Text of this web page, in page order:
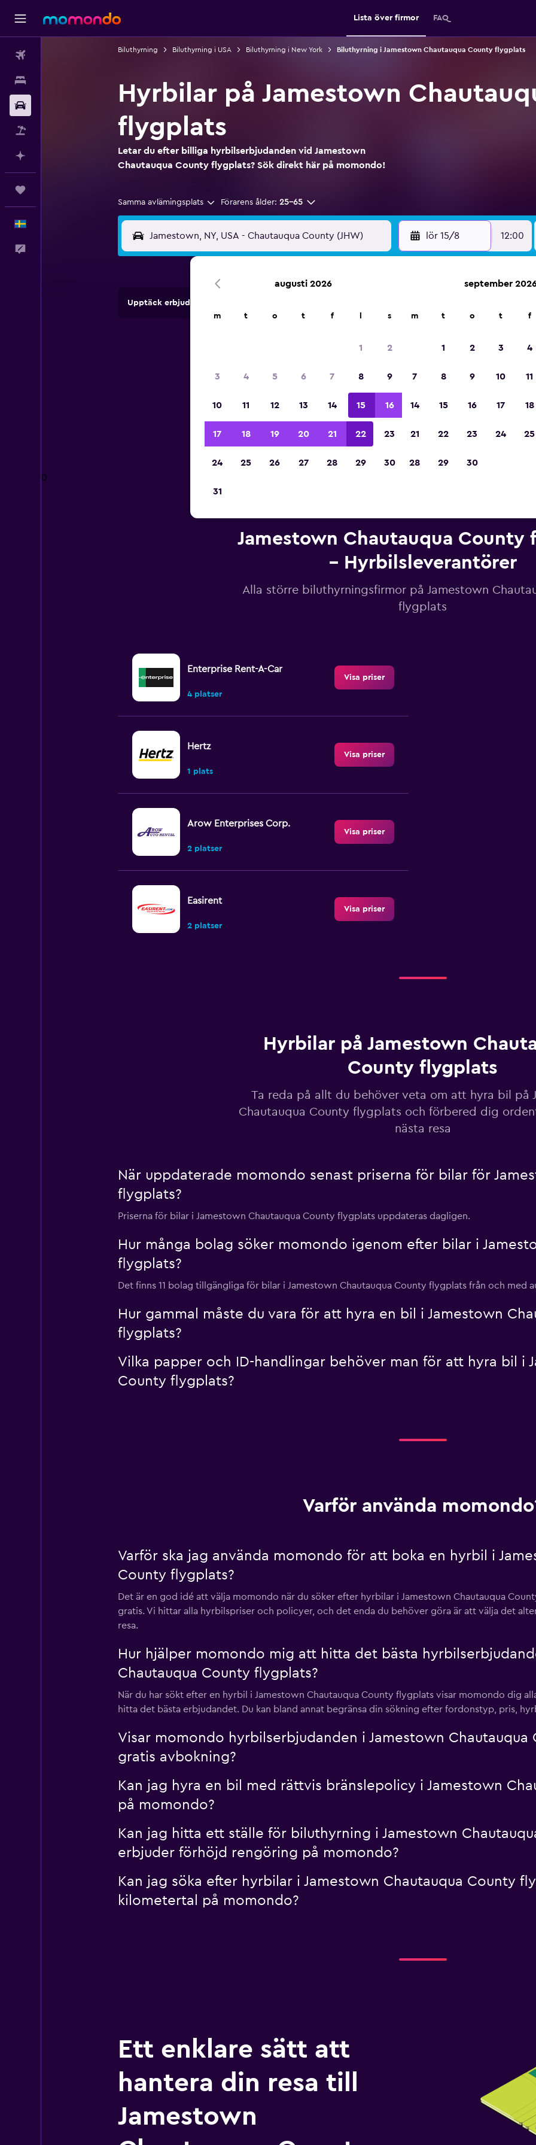
Lista över firmor FAQ
Biluthyrning Biluthyrning i USA Biluthyrning i New York Biluthyrning i Jamestown Chautauqua County flygplats
Hyrbilar på Jamestown
flygplats
Letar du efter billiga hyrbilserbjudanden vid Jamestown
Chautauqua County flygplats? Sök direkt här på momondo!
Samma avlämingsplats Förarens ålder: 25-65
lör 15/8 12:00
Upptäck erbjudanden från uthyrningsföretag på över 70 000 platser med momondo.
2023
0
Jamestown Chautauqua County
– Hyrbilsleverantörer
Alla större biluthyrningsfirmor på Jamestown
flygplats
Enterprise Rent-A-Car
4 platser
Visa priser
Hertz
1 plats
Visa priser
Arow Enterprises Corp.
2 platser
Visa priser
Easirent
2 platser
Visa priser
Hyrbilar på Jamestown
County flygplats
Ta reda på allt du behöver veta om att hyra bil på
Chautauqua County flygplats och förbered dig
nästa resa
När uppdaterade momondo senast priserna för bilar för
flygplats?
Priserna för bilar i Jamestown Chautauqua County flygplats uppdateras dagligen.
Hur många bolag söker momondo igenom efter bilar i
flygplats?
Det finns 11 bolag tillgängliga för bilar i Jamestown Chautauqua County flygplats från och med
Hur gammal måste du vara för att hyra en bil i Jamestown
flygplats?
Vilka papper och ID-handlingar behöver man för att hyra bil i
County flygplats?
Varför använda
Varför ska jag använda momondo för att boka en hyrbil i
County flygplats?
Det är en god idé att välja momondo när du söker efter hyrbilar i Jamestown Chautauqua
gratis. Vi hittar alla hyrbilspriser och policyer, och det enda du behöver göra är att välja det
resa.
Hur hjälper momondo mig att hitta det bästa
Chautauqua County flygplats?
När du har sökt efter en hyrbil i Jamestown Chautauqua County flygplats visar momondo dig
hitta det bästa erbjudandet. Du kan bland annat begränsa din sökning efter fordonstyp, pris,
Visar momondo hyrbilserbjudanden i Jamestown Chautauqua
gratis avbokning?
Kan jag hyra en bil med rättvis bränslepolicy i Jamestown
på momondo?
Kan jag hitta ett ställe för biluthyrning i Jamestown
erbjuder förhöjd rengöring på momondo?
Kan jag söka efter hyrbilar i Jamestown Chautauqua County
kilometertal på momondo?
Ett enklare sätt att
hantera din resa till
Jamestown
augusti 2026
m t o t f s
1 2
3 4 5 6 7 8 9
10 11 12 13 14 15 16
17 18 19 20 21 22 23
24 25 26 27 28 29 30
31
september
m t o t f
1 2 3 4
7 8 9 10 11
14 15 16 17 18
21 22 23 24 25
28 29 30